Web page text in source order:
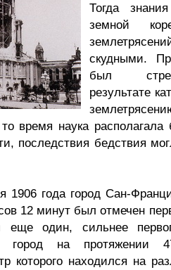
Тогда
земной
скудными.
был
результате
время наука
последствия бедствия
1906 года город Сан-
12 минут был отмечен
еще один, сильнее
город на протяжении
которого находился на